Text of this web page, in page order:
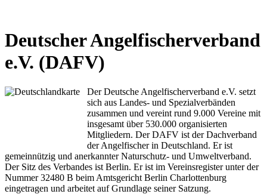
Deutscher Angelfischerverband
e.V. (DAFV)
Der Deutsche Angelfischerverband e.V. setzt
sich aus Landes- und Spezialverbänden
zusammen und vereint rund 9.000 Vereine mit
insgesamt über 530.000 organisierten
Mitgliedern. Der DAFV ist der Dachverband
der Angelfischer in Deutschland. Er ist
gemeinnützig und anerkannter Naturschutz- und Umweltverband.
Der Sitz des Verbandes ist Berlin. Er ist im Vereinsregister unter der
Nummer 32480 B beim Amtsgericht Berlin Charlottenburg
eingetragen und arbeitet auf Grundlage seiner Satzung.